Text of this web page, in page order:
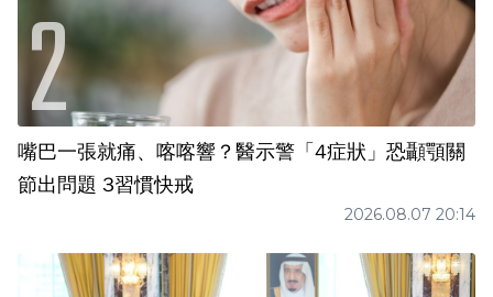
嘴巴一張就痛、喀喀響？醫示警「4症狀」恐顳顎關
節出問題 3習慣快戒
2026.08.07 20:14